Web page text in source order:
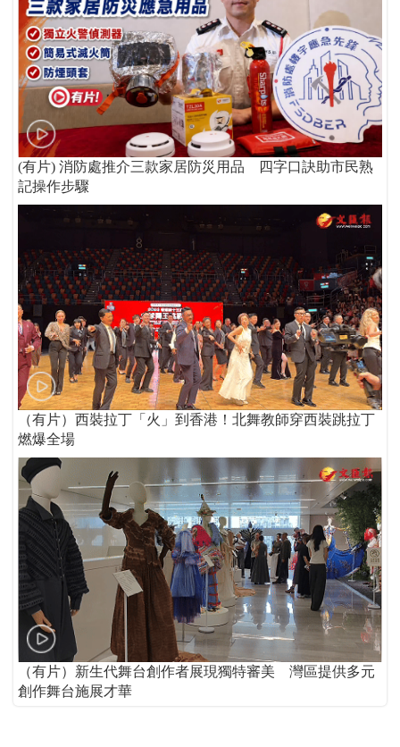
(有片) 消防處推介三款家居防災用品 四字口訣助市民熟
記操作步驟
（有片）西裝拉丁「火」到香港！北舞教師穿西裝跳拉丁
燃爆全場
（有片）新生代舞台創作者展現獨特審美 灣區提供多元
創作舞台施展才華